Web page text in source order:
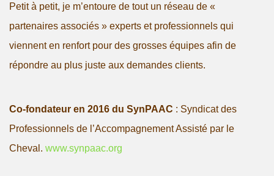
Petit à petit, je m’entoure de tout un réseau de «
partenaires associés » experts et professionnels qui
viennent en renfort pour des grosses équipes afin de
répondre au plus juste aux demandes clients.
Co-fondateur en 2016 du SynPAAC : Syndicat des
Professionnels de l’Accompagnement Assisté par le
Cheval. www.synpaac.org